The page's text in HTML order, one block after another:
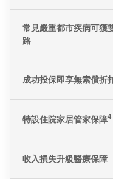
常見嚴重都市疾病可獲
路
成功投保即享無索償折
特設住院家居管家保障4
收入損失升級醫療保障